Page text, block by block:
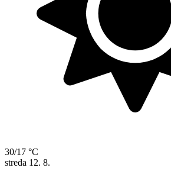
30/17 °C
streda 12. 8.